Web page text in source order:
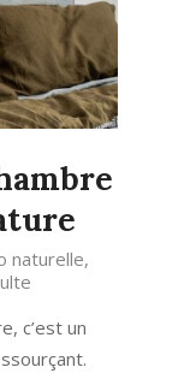
naturelle,
c’est un